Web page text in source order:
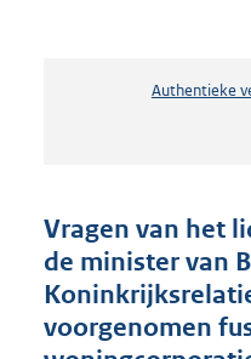
Authentieke
Vragen van het
de minister van
voorgenomen